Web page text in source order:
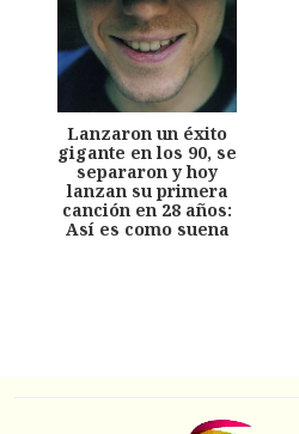
Lanzaron un éxito
gigante en los 90, se
separaron y hoy
lanzan su primera
canción en 28 años:
Así es como suena